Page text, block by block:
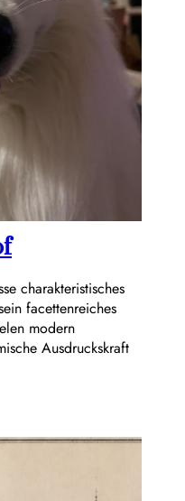
charakteristisches
facettenreiches
modern
Ausdruckskraft